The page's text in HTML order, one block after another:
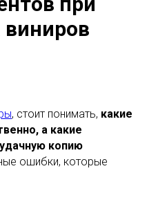
, стоит понимать, какие
а какие
копию
ошибки, которые